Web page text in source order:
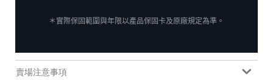
＊實際保固範圍與年限以產品保固卡及原廠規定為準。
賣場注意事項